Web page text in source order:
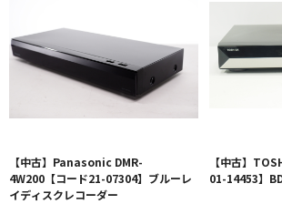
【中古】Panasonic DMR-
4W200【コード21-07304】ブルーレ
イディスクレコーダー
【中古】
01-14453】